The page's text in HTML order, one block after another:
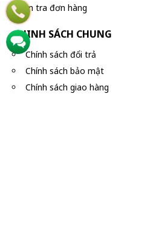
Kiểm tra đơn hàng
CHINH SÁCH CHUNG
Chính sách đổi trả
Chính sách bảo mật
Chính sách giao hàng